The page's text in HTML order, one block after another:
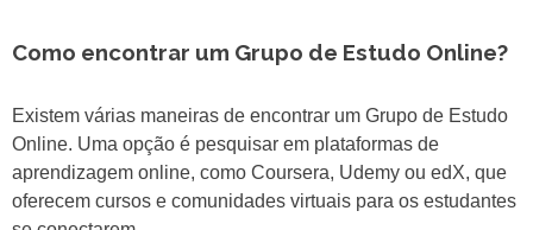
Como encontrar um Grupo de Estudo Online?
Existem várias maneiras de encontrar um Grupo de Estudo
Online. Uma opção é pesquisar em plataformas de
aprendizagem online, como Coursera, Udemy ou edX, que
oferecem cursos e comunidades virtuais para os estudantes